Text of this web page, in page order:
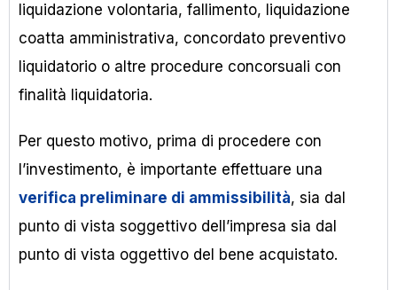
liquidazione volontaria, fallimento, liquidazione
coatta amministrativa, concordato preventivo
liquidatorio o altre procedure concorsuali con
finalità liquidatoria.
Per questo motivo, prima di procedere con
l’investimento, è importante effettuare una
verifica preliminare di ammissibilità, sia dal
punto di vista soggettivo dell’impresa sia dal
punto di vista oggettivo del bene acquistato.